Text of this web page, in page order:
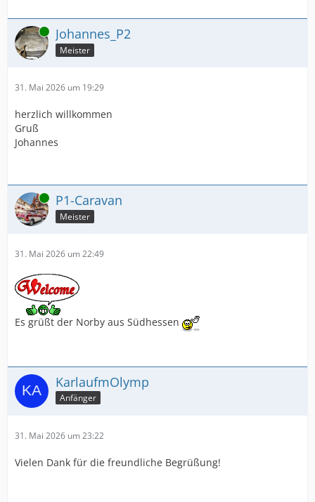
Online Johannes_P2
Meister
31. Mai 2026 um 19:29
herzlich willkommen
Gruß
Johannes
Online P1-Caravan
Meister
31. Mai 2026 um 22:49
Es grüßt der Norby aus Südhessen
KarlaufmOlymp
Anfänger
31. Mai 2026 um 23:22
Vielen Dank für die freundliche Begrüßung!